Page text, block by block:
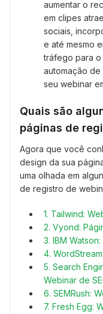
aumentar o
em clipes
sociais,
e até mesmo
tráfego para o
automação
seu webinar
Quais são
páginas de
Agora que você
design da sua
uma olhada em
de registro de
1. Tailwind:
2. Vyond:
3. IBM
4.
5. Search
Webinar de
6. SEMRush:
7. Fresh Egg: